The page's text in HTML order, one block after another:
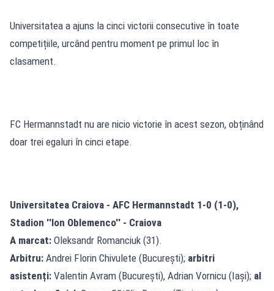
Universitatea a ajuns la cinci victorii consecutive în toate
competițiile, urcând pentru moment pe primul loc în
clasament.
FC Hermannstadt nu are nicio victorie în acest sezon, obținând
doar trei egaluri în cinci etape.
Universitatea Craiova - AFC Hermannstadt 1-0 (1-0),
Stadion ''Ion Oblemenco'' - Craiova
A marcat: Oleksandr Romanciuk (31).
Arbitru: Andrei Florin Chivulete (București); arbitri
asistenți: Valentin Avram (București), Adrian Vornicu (Iași); al